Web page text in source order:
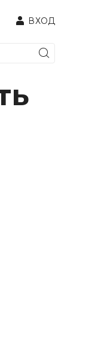
ВХОД